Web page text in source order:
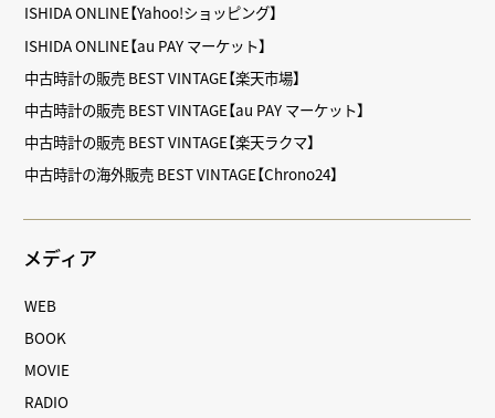
ISHIDA ONLINE【Yahoo!ショッピング】
ISHIDA ONLINE【au PAY マーケット】
中古時計の販売 BEST VINTAGE【楽天市場】
中古時計の販売 BEST VINTAGE【au PAY マーケット】
中古時計の販売 BEST VINTAGE【楽天ラクマ】
中古時計の海外販売 BEST VINTAGE【Chrono24】
メディア
WEB
BOOK
MOVIE
RADIO